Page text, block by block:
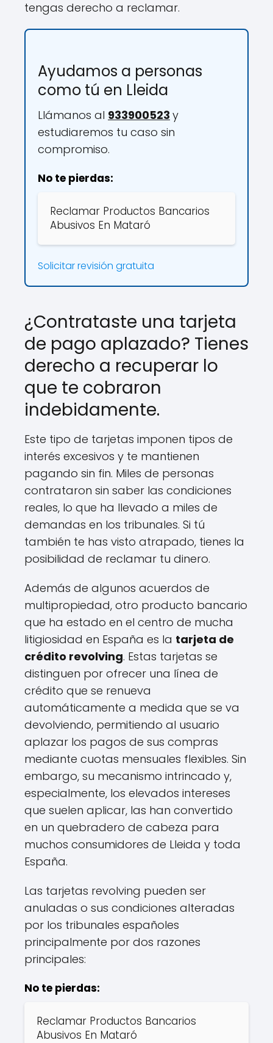
tengas derecho a reclamar.
Ayudamos a personas
como tú en Lleida
Llámanos al 933900523 y
estudiaremos tu caso sin
compromiso.
No te pierdas:
Reclamar Productos Bancarios
Abusivos En Mataró
Solicitar revisión gratuita
¿Contrataste una tarjeta
de pago aplazado? Tienes
derecho a recuperar lo
que te cobraron
indebidamente.
Este tipo de tarjetas imponen tipos de
interés excesivos y te mantienen
pagando sin fin. Miles de personas
contrataron sin saber las condiciones
reales, lo que ha llevado a miles de
demandas en los tribunales. Si tú
también te has visto atrapado, tienes la
posibilidad de reclamar tu dinero.
Además de algunos acuerdos de
multipropiedad, otro producto bancario
que ha estado en el centro de mucha
litigiosidad en España es la tarjeta de
crédito revolving. Estas tarjetas se
distinguen por ofrecer una línea de
crédito que se renueva
automáticamente a medida que se va
devolviendo, permitiendo al usuario
aplazar los pagos de sus compras
mediante cuotas mensuales flexibles. Sin
embargo, su mecanismo intrincado y,
especialmente, los elevados intereses
que suelen aplicar, las han convertido
en un quebradero de cabeza para
muchos consumidores de Lleida y toda
España.
Las tarjetas revolving pueden ser
anuladas o sus condiciones alteradas
por los tribunales españoles
principalmente por dos razones
principales:
No te pierdas:
Reclamar Productos Bancarios
Abusivos En Mataró